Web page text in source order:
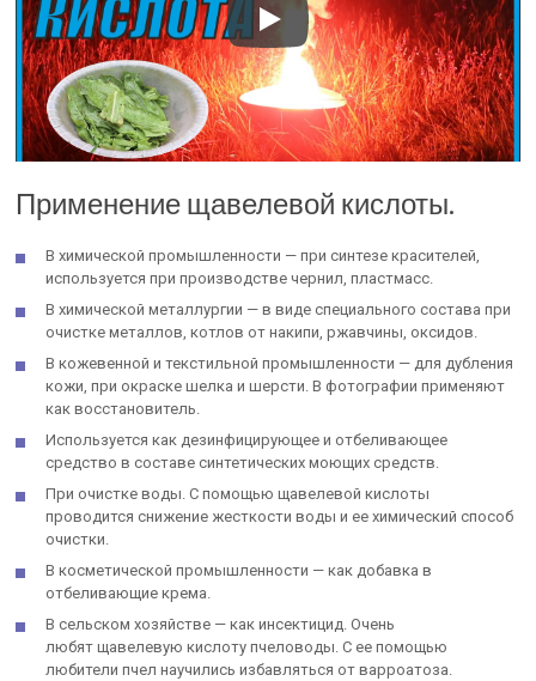
Применение щавелевой кислоты.
В химической промышленности — при синтезе красителей,
используется при производстве чернил, пластмасс.
В химической металлургии — в виде специального состава при
очистке металлов, котлов от накипи, ржавчины, оксидов.
В кожевенной и текстильной промышленности — для дубления
кожи, при окраске шелка и шерсти. В фотографии применяют
как восстановитель.
Используется как дезинфицирующее и отбеливающее
средство в составе синтетических моющих средств.
При очистке воды. С помощью щавелевой кислоты
проводится снижение жесткости воды и ее химический способ
очистки.
В косметической промышленности — как добавка в
отбеливающие крема.
В сельском хозяйстве — как инсектицид. Очень
любят щавелевую кислоту пчеловоды. С ее помощью
любители пчел научились избавляться от варроатоза.